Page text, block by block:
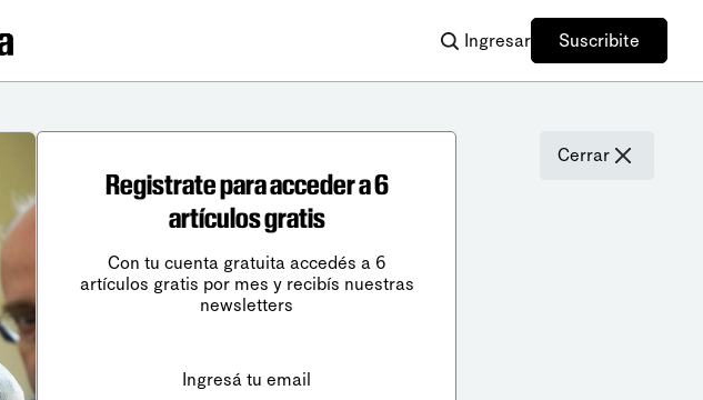
Ingresar Suscribite
Cerrar
Registrate para acceder a 6
artículos gratis
Con tu cuenta gratuita accedés a 6
artículos gratis por mes y recibís nuestras
newsletters
Ingresá tu email